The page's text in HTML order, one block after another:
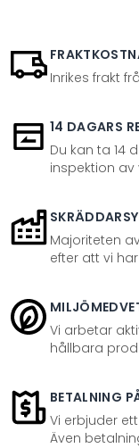
Inrikes frakt
14 DAGARS
Du kan ta 14
inspektion
Majoriteten
efter att vi
Vi arbetar
hållbara
BETALNING
Vi erbjuder
Även